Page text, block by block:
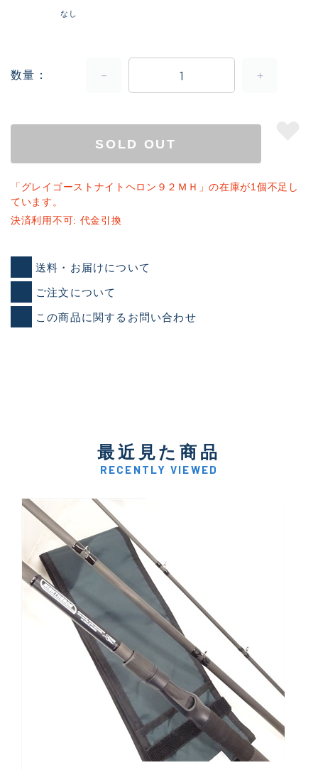
なし
数量
SOLD OUT
「グレイゴーストナイトヘロン９２ＭＨ」の在庫が1個不足し
ています。
決済利用不可: 代金引換
送料・お届けについて
ご注文について
この商品に関するお問い合わせ
最近見た商品
RECENTLY VIEWED